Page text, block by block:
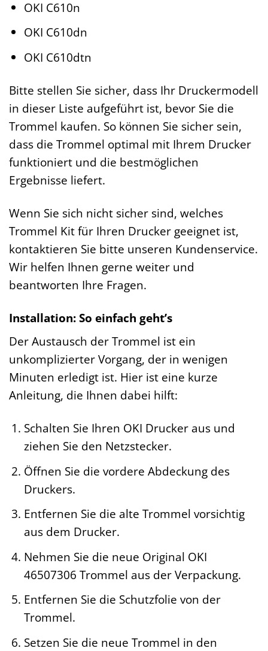
OKI C610n
OKI C610dn
OKI C610dtn
Bitte stellen Sie sicher, dass Ihr Druckermodell
in dieser Liste aufgeführt ist, bevor Sie die
Trommel kaufen. So können Sie sicher sein,
dass die Trommel optimal mit Ihrem Drucker
funktioniert und die bestmöglichen
Ergebnisse liefert.
Wenn Sie sich nicht sicher sind, welches
Trommel Kit für Ihren Drucker geeignet ist,
kontaktieren Sie bitte unseren Kundenservice.
Wir helfen Ihnen gerne weiter und
beantworten Ihre Fragen.
Installation: So einfach geht’s
Der Austausch der Trommel ist ein
unkomplizierter Vorgang, der in wenigen
Minuten erledigt ist. Hier ist eine kurze
Anleitung, die Ihnen dabei hilft:
Schalten Sie Ihren OKI Drucker aus und
ziehen Sie den Netzstecker.
Öffnen Sie die vordere Abdeckung des
Druckers.
Entfernen Sie die alte Trommel vorsichtig
aus dem Drucker.
Nehmen Sie die neue Original OKI
46507306 Trommel aus der Verpackung.
Entfernen Sie die Schutzfolie von der
Trommel.
Setzen Sie die neue Trommel in den